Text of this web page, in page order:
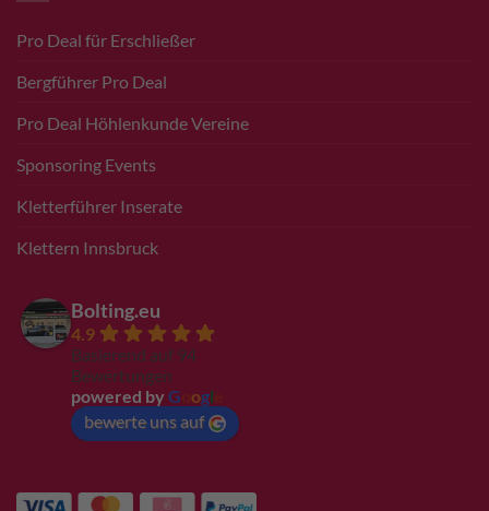
Pro Deal für Erschließer
Bergführer Pro Deal
Pro Deal Höhlenkunde Vereine
Sponsoring Events
Kletterführer Inserate
Klettern Innsbruck
Bolting.eu
4.9
Basierend auf 94
Bewertungen
powered by G ogl
bewerte uns auf